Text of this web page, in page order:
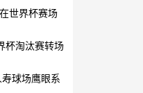
世界杯赛场
杯淘汰赛转场
球场鹰眼系